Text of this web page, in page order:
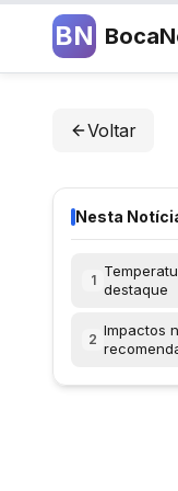
BN
Voltar
Nesta
1
destaque
2
Impactos